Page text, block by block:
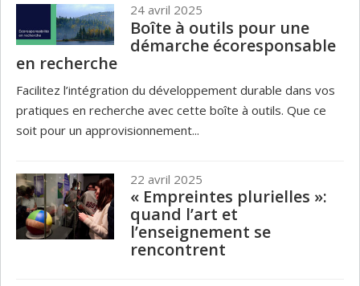
24 avril 2025
Boîte à outils pour une
démarche écoresponsable
en recherche
Facilitez l’intégration du développement durable dans vos
pratiques en recherche avec cette boîte à outils. Que ce
soit pour un approvisionnement...
22 avril 2025
« Empreintes plurielles »:
quand l’art et
l’enseignement se
rencontrent